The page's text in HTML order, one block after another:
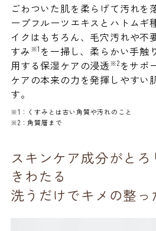
ごわついた肌を柔らげて汚れを
ープフルーツエキスとハトムギ
イクはもちろん、毛穴汚れや不
すみ ※1 を一掃し、柔らかい手触
用する保湿ケアの浸透※2をサポ
ケアの本来の力を発揮しやすい
す。
※1：くすみとは古い角質や汚れのこと
※2：角質層まで
スキンケア成分がと
きわたる
洗うだけでキメの整っ